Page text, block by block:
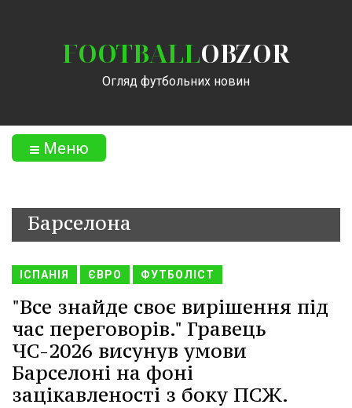
FOOTBALLOBZOR
Огляд футбольних новин
Меню
Барселона
ІСПАНІЯ ЄВРО ФУТБОЛІСТ
"Все знайде своє вирішення під
час переговорів." Гравець
ЧС-2026 висунув умови
Барселоні на фоні
зацікавленості з боку ПСЖ.